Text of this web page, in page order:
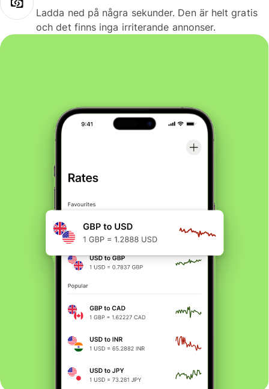
Ladda ned på några sekunder. Den är helt gratis
och det finns inga irriterande annonser.